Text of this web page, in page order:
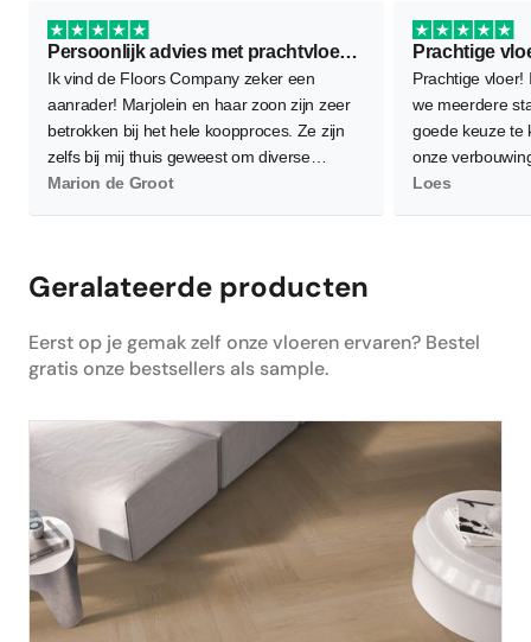
Persoonlijk advies met prachtvloer als resultaat
Ik vind de Floors Company zeker een
aanrader! Marjolein en haar zoon zijn zeer
betrokken bij het hele koopproces. Ze zijn
zelfs bij mij thuis geweest om diverse
vloeren te demonstreren waarbij ze flink wat
ervaren. Daarnaast, en dat is het
met de nieuwe PVC vloer! Hij is heel netjes
gelegd en is nu de absolute blikvanger in
weer mijn vloer bestellen via Floors
Company.
Marion de Groot
Prachtige
Prachtige vloer!
we meerdere
goede keuze te
onze
waardoor de
Loes
Geralateerde producten
Eerst op je gemak zelf onze vloeren ervaren? Bestel
gratis onze bestsellers als sample.